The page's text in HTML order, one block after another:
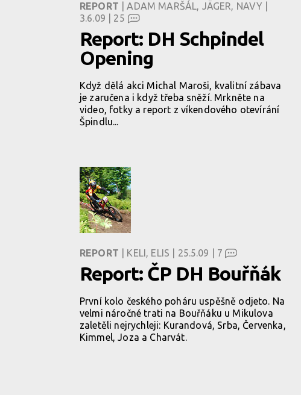
REPORT | ADAM MARŠÁL, JÄGER, NAVY |
3.6.09 | 25
Report: DH Schpindel
Opening
Když dělá akci Michal Maroši, kvalitní zábava
je zaručena i když třeba sněží. Mrkněte na
video, fotky a report z víkendového otevírání
Špindlu...
REPORT | KELI, ELIS | 25.5.09 | 7
Report: ČP DH Bouřňák
První kolo českého poháru uspěšně odjeto. Na
velmi náročné trati na Bouřňáku u Mikulova
zaletěli nejrychleji: Kurandová, Srba, Červenka,
Kimmel, Joza a Charvát.